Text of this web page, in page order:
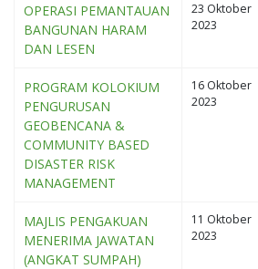
OPERASI PEMANTAUAN
BANGUNAN HARAM
DAN LESEN
23 Oktober
2023
PROGRAM KOLOKIUM
PENGURUSAN
GEOBENCANA &
COMMUNITY BASED
DISASTER RISK
MANAGEMENT
16 Oktober
2023
MAJLIS PENGAKUAN
MENERIMA JAWATAN
(ANGKAT SUMPAH)
11 Oktober
2023